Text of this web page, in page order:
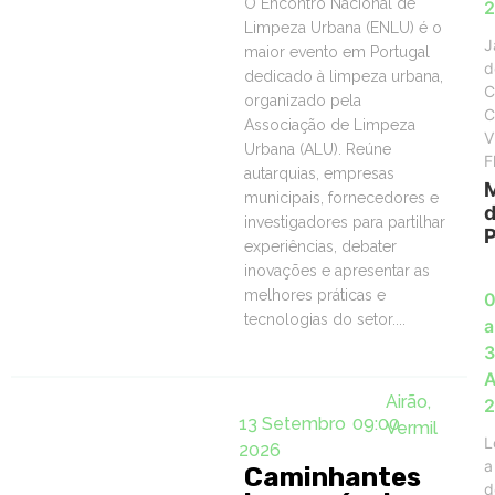
Limpeza Urbana (ENLU) é o
maior evento em Portugal
dedicado à limpeza urbana,
organizado pela
Associação de Limpeza
Urbana (ALU). Reúne
autarquias, empresas
municipais, fornecedores e
investigadores para partilhar
experiências, debater
inovações e apresentar as
melhores práticas e
tecnologias do setor....
13 Setembro
2026
09:00
Airão,
Vermil
Caminhantes
a
a